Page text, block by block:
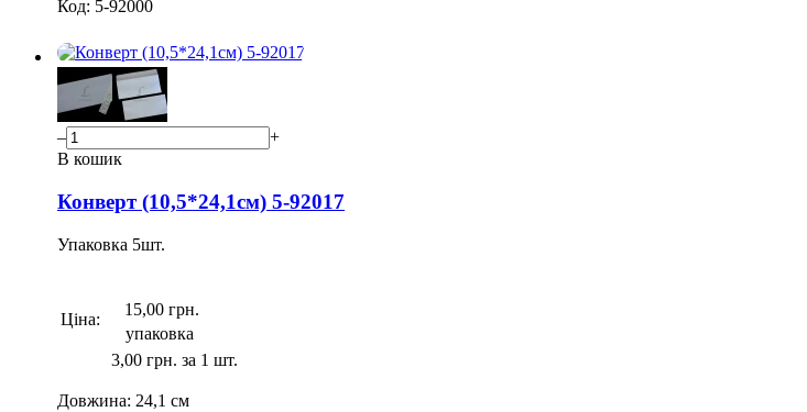
Код: 5-92000
–
+
В кошик
Конверт (10,5*24,1см) 5-92017
Упаковка 5шт.
Ціна:
15,00 грн.
упаковка
3,00 грн. за 1 шт.
Довжина: 24,1 см